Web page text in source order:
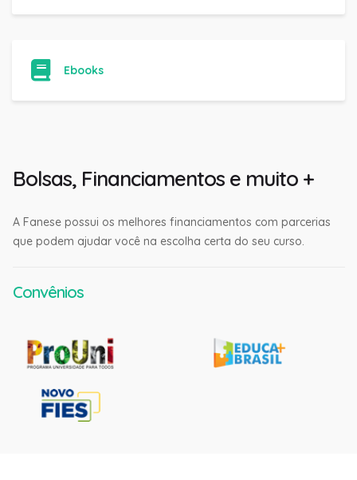
Ebooks
Bolsas, Financiamentos e muito +
A Fanese possui os melhores financiamentos com parcerias
que podem ajudar você na escolha certa do seu curso.
Convênios